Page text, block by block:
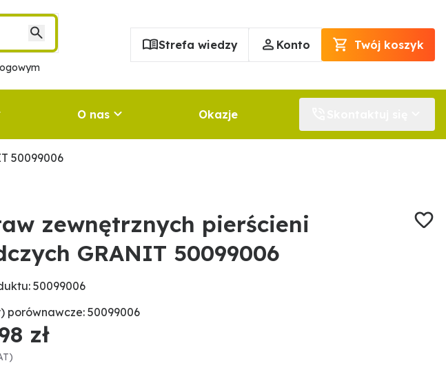
Strefa wiedzy Konto Twój koszyk
O nas Okazje
50099006
zewnętrznych pierścieni
GRANIT 50099006
50099006
porównawcze: 50099006
zł